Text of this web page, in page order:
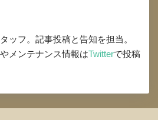
ッフ。記事投稿と告知を担当。
メンテナンス情報はTwitterで投稿